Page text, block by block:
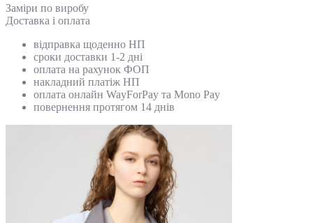
Замiри по виробу
Доставка і оплата
відправка щоденно НП
сроки доставки 1-2 дні
оплата на рахунок ФОП
накладний платіж НП
оплата онлайн WayForPay та Mono Pay
повернення протягом 14 днів